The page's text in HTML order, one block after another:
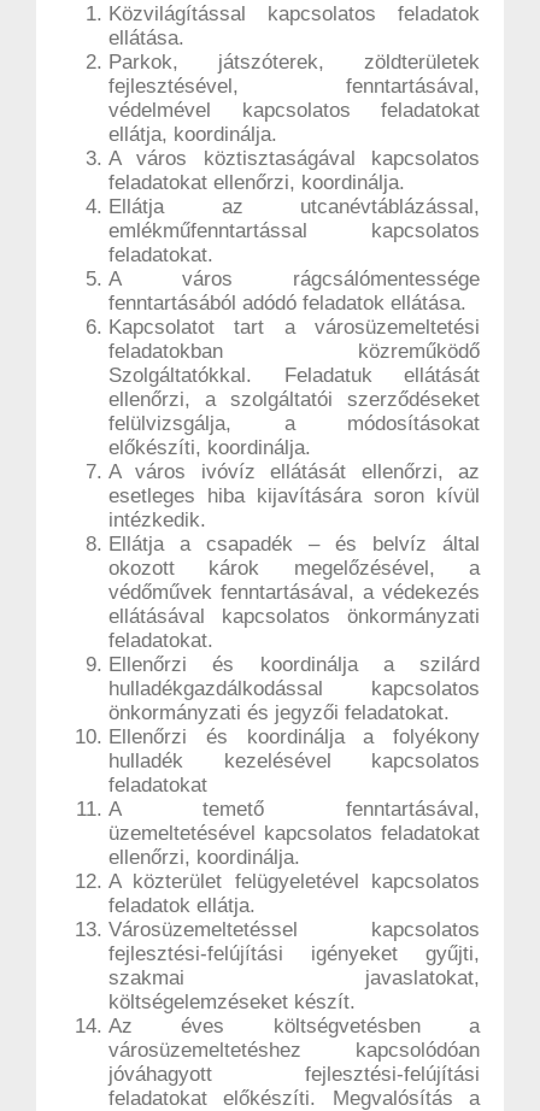
Közvilágítással kapcsolatos feladatok
ellátása.
Parkok, játszóterek, zöldterületek
fejlesztésével, fenntartásával,
védelmével kapcsolatos feladatokat
ellátja, koordinálja.
A város köztisztaságával kapcsolatos
feladatokat ellenőrzi, koordinálja.
Ellátja az utcanévtáblázással,
emlékműfenntartással kapcsolatos
feladatokat.
A város rágcsálómentessége
fenntartásából adódó feladatok ellátása.
Kapcsolatot tart a városüzemeltetési
feladatokban közreműködő
Szolgáltatókkal. Feladatuk ellátását
ellenőrzi, a szolgáltatói szerződéseket
felülvizsgálja, a módosításokat
előkészíti, koordinálja.
A város ivóvíz ellátását ellenőrzi, az
esetleges hiba kijavítására soron kívül
intézkedik.
Ellátja a csapadék – és belvíz által
okozott károk megelőzésével, a
védőművek fenntartásával, a védekezés
ellátásával kapcsolatos önkormányzati
feladatokat.
Ellenőrzi és koordinálja a szilárd
hulladékgazdálkodással kapcsolatos
önkormányzati és jegyzői feladatokat.
Ellenőrzi és koordinálja a folyékony
hulladék kezelésével kapcsolatos
feladatokat
A temető fenntartásával,
üzemeltetésével kapcsolatos feladatokat
ellenőrzi, koordinálja.
A közterület felügyeletével kapcsolatos
feladatok ellátja.
Városüzemeltetéssel kapcsolatos
fejlesztési-felújítási igényeket gyűjti,
szakmai javaslatokat,
költségelemzéseket készít.
Az éves költségvetésben a
városüzemeltetéshez kapcsolódóan
jóváhagyott fejlesztési-felújítási
feladatokat előkészíti. Megvalósítás a